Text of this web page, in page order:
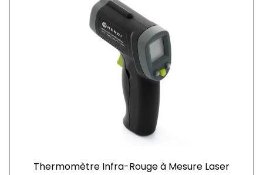
Thermomètre Infra-Rouge à Mesure Laser